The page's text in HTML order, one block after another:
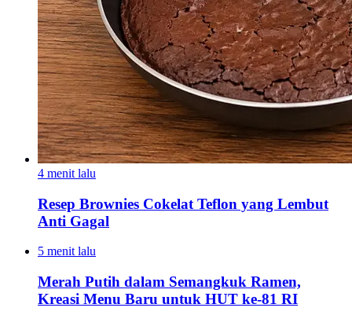
4 menit lalu
Resep Brownies Cokelat Teflon yang Lembut
Anti Gagal
5 menit lalu
Merah Putih dalam Semangkuk Ramen,
Kreasi Menu Baru untuk HUT ke-81 RI